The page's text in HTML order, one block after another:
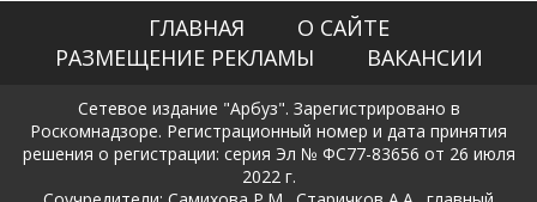
ГЛАВНАЯ
О САЙТЕ
РАЗМЕЩЕНИЕ РЕКЛАМЫ
ВАКАНСИИ
Сетевое издание "Арбуз". Зарегистрировано в
Роскомнадзоре. Регистрационный номер и дата принятия
решения о регистрации: серия Эл № ФС77-83656 от 26 июля
2022 г.